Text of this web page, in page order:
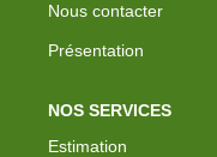
Nous contacter
Présentation
NOS SERVICES
Estimation